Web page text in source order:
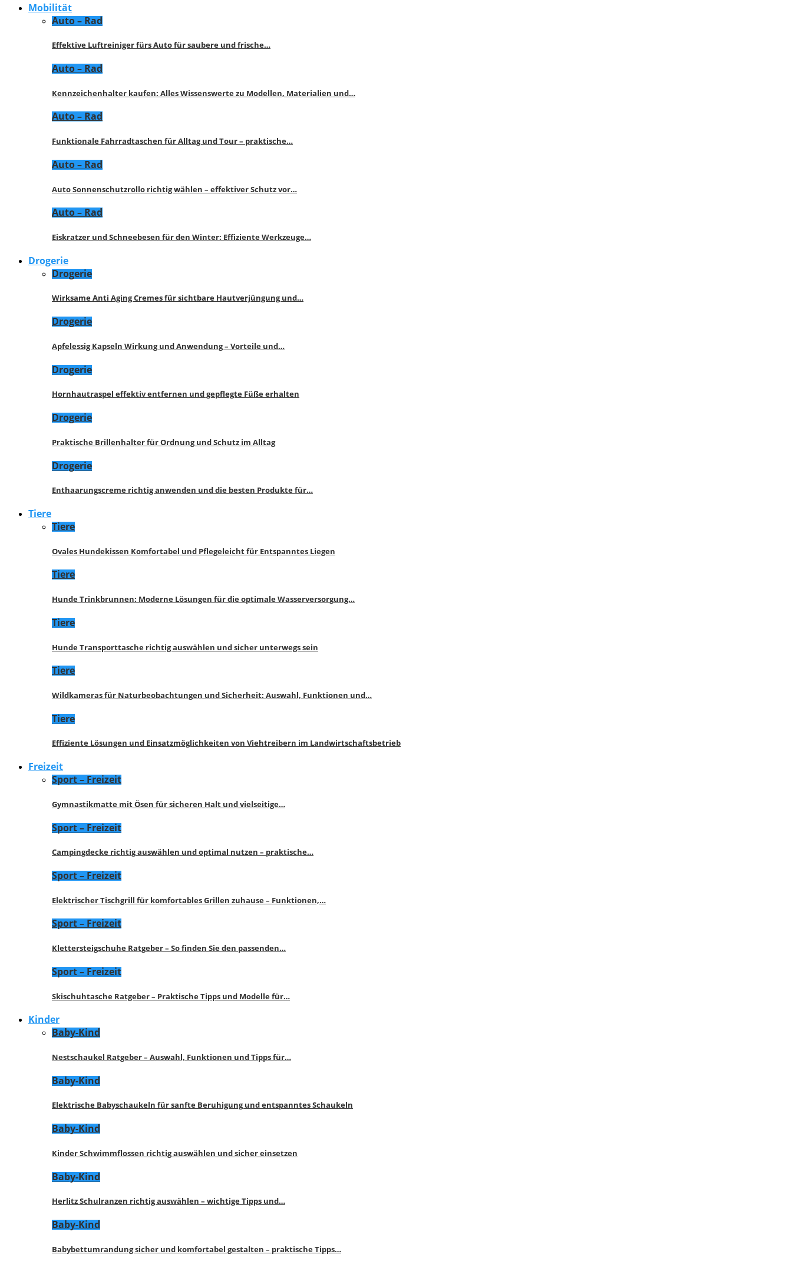
Mobilität
Auto – Rad
Effektive Luftreiniger fürs Auto für saubere und frische…
Auto – Rad
Kennzeichenhalter kaufen: Alles Wissenswerte zu Modellen, Materialien und…
Auto – Rad
Funktionale Fahrradtaschen für Alltag und Tour – praktische…
Auto – Rad
Auto Sonnenschutzrollo richtig wählen – effektiver Schutz vor…
Auto – Rad
Eiskratzer und Schneebesen für den Winter: Effiziente Werkzeuge…
Drogerie
Drogerie
Wirksame Anti Aging Cremes für sichtbare Hautverjüngung und…
Drogerie
Apfelessig Kapseln Wirkung und Anwendung – Vorteile und…
Drogerie
Hornhautraspel effektiv entfernen und gepflegte Füße erhalten
Drogerie
Praktische Brillenhalter für Ordnung und Schutz im Alltag
Drogerie
Enthaarungscreme richtig anwenden und die besten Produkte für…
Tiere
Tiere
Ovales Hundekissen Komfortabel und Pflegeleicht für Entspanntes Liegen
Tiere
Hunde Trinkbrunnen: Moderne Lösungen für die optimale Wasserversorgung…
Tiere
Hunde Transporttasche richtig auswählen und sicher unterwegs sein
Tiere
Wildkameras für Naturbeobachtungen und Sicherheit: Auswahl, Funktionen und…
Tiere
Effiziente Lösungen und Einsatzmöglichkeiten von Viehtreibern im Landwirtschaftsbetrieb
Freizeit
Sport – Freizeit
Gymnastikmatte mit Ösen für sicheren Halt und vielseitige…
Sport – Freizeit
Campingdecke richtig auswählen und optimal nutzen – praktische…
Sport – Freizeit
Elektrischer Tischgrill für komfortables Grillen zuhause – Funktionen,…
Sport – Freizeit
Klettersteigschuhe Ratgeber – So finden Sie den passenden…
Sport – Freizeit
Skischuhtasche Ratgeber – Praktische Tipps und Modelle für…
Kinder
Baby-Kind
Nestschaukel Ratgeber – Auswahl, Funktionen und Tipps für…
Baby-Kind
Elektrische Babyschaukeln für sanfte Beruhigung und entspanntes Schaukeln
Baby-Kind
Kinder Schwimmflossen richtig auswählen und sicher einsetzen
Baby-Kind
Herlitz Schulranzen richtig auswählen – wichtige Tipps und…
Baby-Kind
Babybettumrandung sicher und komfortabel gestalten – praktische Tipps…